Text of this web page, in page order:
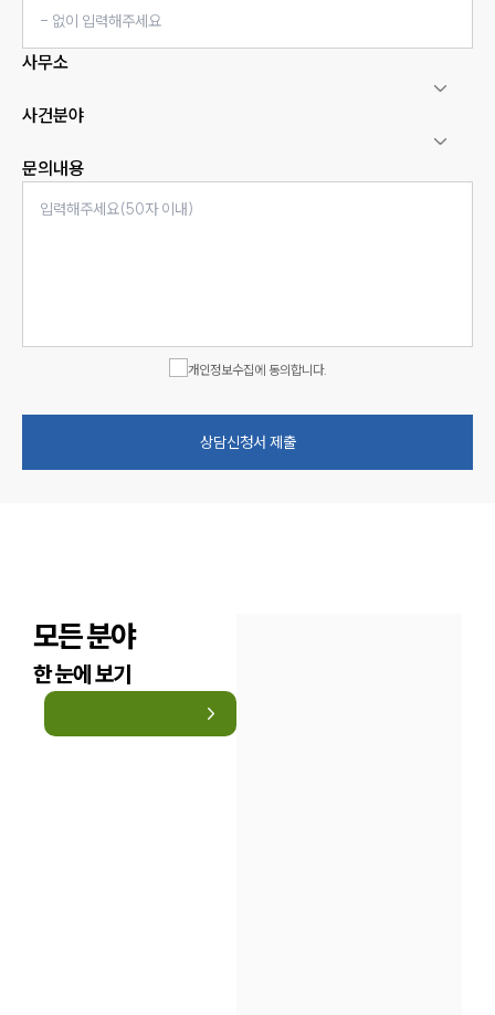
사무소
사건분야
문의내용
개인정보수집에 동의합니다.
상담신청서 제출
모든 분야
한 눈에 보기